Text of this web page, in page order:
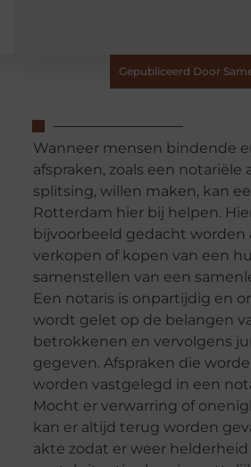
Gepubliceerd Door
Wanneer mensen bindende
afspraken, zoals een notariële
splitsing, willen maken, kan
Rotterdam hier bij helpen.
bijvoorbeeld gedacht worden
verkopen of kopen van een
samenstellen van een
Een notaris is onpartijdig en
wordt gelet op de belangen
betrokkenen en vervolgens
gegeven. Afspraken die
worden vastgelegd in een
Mocht er verwarring of
kan er altijd terug worden
akte zodat er weer